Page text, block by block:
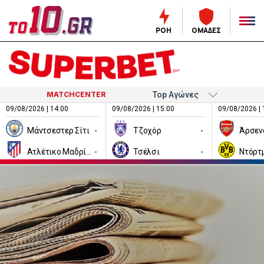
ΡΟΗ ΟΜΑΔΕΣ
MATCHCENTER
09/08/2026 | 14:00
Μάντσεστερ Σίτι -
-
09/08/2026 | 15:00
Τζοχόρ -
Τσέλσι -
09/08/2026 |